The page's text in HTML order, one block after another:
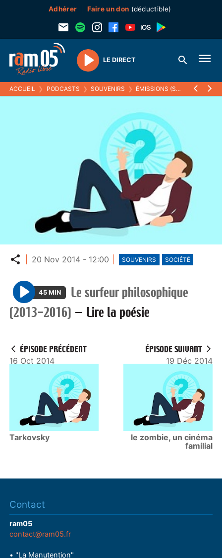
Adhérer Faire un don (déductible)
Play
LE DIRECT
ACCUEIL ❯ PODCASTS ❯ SOUVENIRS ❯ ÉMISSIONS (SOUVENIRS) ❯
Partager
20 Nov 2014 - 12:00 SOUVENIRS SOCIÉTÉ
P
l
45 MIN
Le surfeur philosophique
(2013-2016) — Lire la poésie
ÉPISODE PRÉCÉDENT
16 Oct 2014
Tarkovsky
ÉPISODE SUIVANT
19 Déc 2014
le zombie, un cinéma
familial
Contact
ram05
contact@ram05.fr
• "La Manutention"